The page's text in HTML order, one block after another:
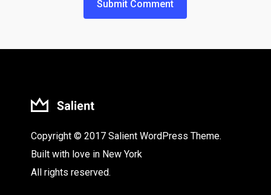
Copyright © 2017 Salient WordPress Theme.
Built with love in New York
All rights reserved.